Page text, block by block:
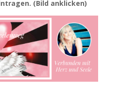
(Bild anklicken)